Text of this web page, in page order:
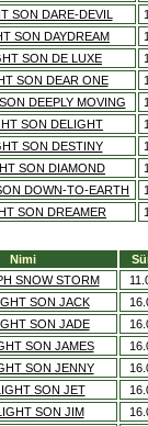
SON DARE-DEVIL
SON DAYDREAM
SON DE LUXE
SON DEAR ONE
DEEPLY MOVING
SON DELIGHT
SON DESTINY
SON DIAMOND
DOWN-TO-EARTH
SON DREAMER
Nimi
SNOW STORM
SON JACK
SON JADE
SON JAMES
SON JENNY
SON JET
SON JIM